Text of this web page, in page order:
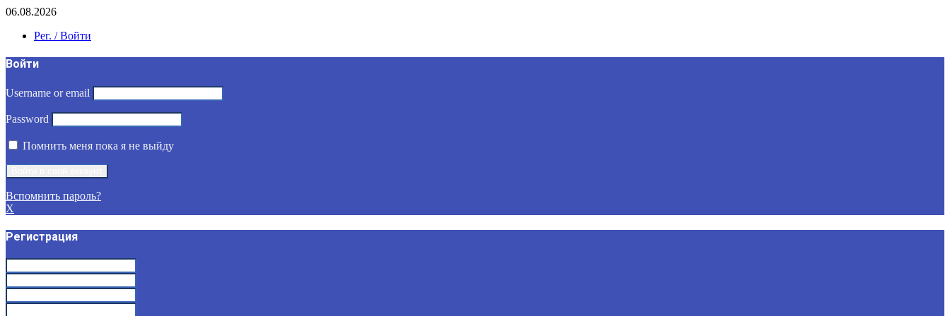
06.08.2026
Рег. / Войти
Войти
Username or email
Password
Помнить меня пока я не выйду
Вспомнить пароль?
X
Регистрация